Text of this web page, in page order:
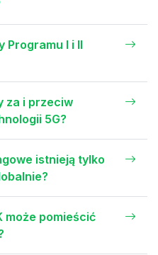
Programu I i II
za i przeciw
5G?
istnieją tylko
może pomieścić